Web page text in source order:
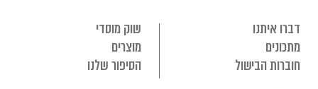
דברו איתנו
שוק מוסדי
מתכונים
מוצרים
חוברות הבישול
הסיפור שלנו